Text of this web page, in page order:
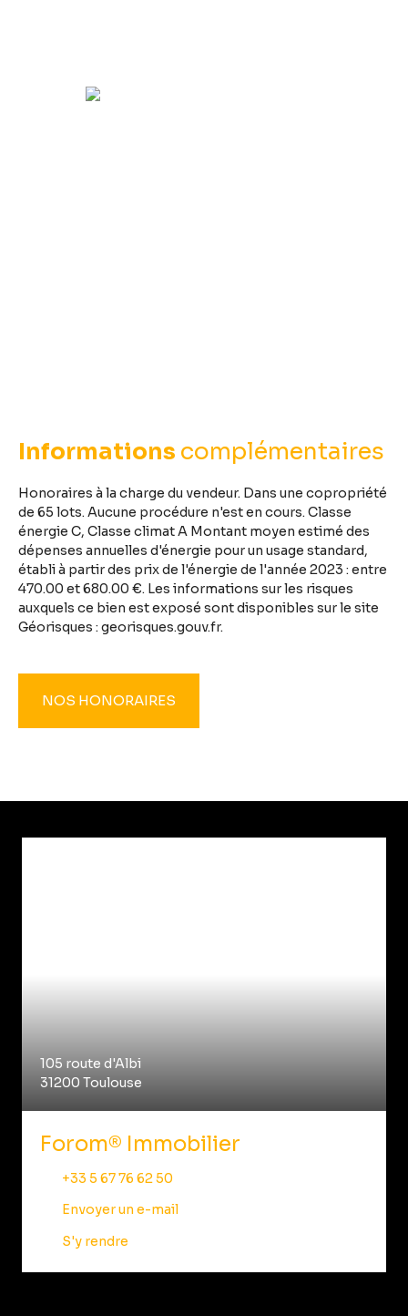
Informations complémentaires
Honoraires à la charge du vendeur. Dans une copropriété
de 65 lots. Aucune procédure n'est en cours. Classe
énergie C, Classe climat A Montant moyen estimé des
dépenses annuelles d'énergie pour un usage standard,
établi à partir des prix de l'énergie de l'année 2023 : entre
470.00 et 680.00 €. Les informations sur les risques
auxquels ce bien est exposé sont disponibles sur le site
Géorisques : georisques.gouv.fr.
NOS HONORAIRES
105 route d'Albi
31200 Toulouse
Forom® Immobilier
+33 5 67 76 62 50
Envoyer un e-mail
S'y rendre